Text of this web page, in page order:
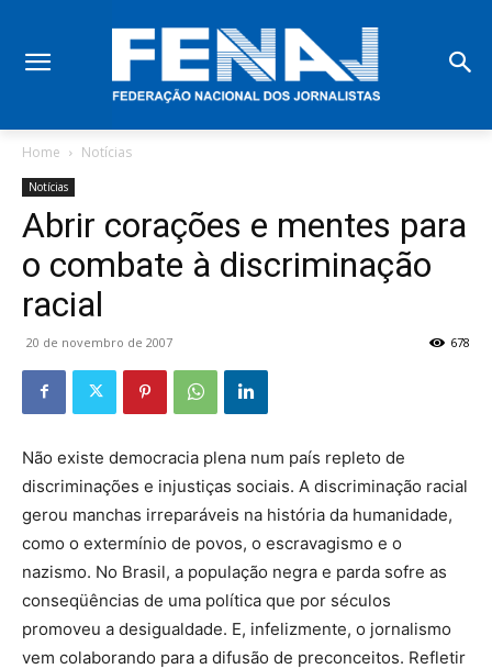
Home Notícias
Notícias
Abrir corações e mentes para
o combate à discriminação
racial
20 de novembro de 2007 678
Não existe democracia plena num país repleto de
discriminações e injustiças sociais. A discriminação racial
gerou manchas irreparáveis na história da humanidade,
como o extermínio de povos, o escravagismo e o
nazismo. No Brasil, a população negra e parda sofre as
conseqüências de uma política que por séculos
promoveu a desigualdade. E, infelizmente, o jornalismo
vem colaborando para a difusão de preconceitos. Refletir